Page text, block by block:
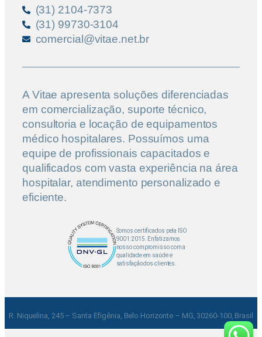
(31) 2104-7373
(31) 99730-3104
comercial@vitae.net.br
A Vitae apresenta soluções diferenciadas
em comercialização, suporte técnico,
consultoria e locação de equipamentos
médico hospitalares. Possuímos uma
equipe de profissionais capacitados e
qualificados com vasta experiência na área
hospitalar, atendimento personalizado e
eficiente.
Somos certificados pela ISO
9001:2015. Enfatizamos
nosso compromisso com a
qualidade em saúde e
satisfação dos clientes.
R. Niquelina, 245 – Santa Efigênia, Belo Horizonte – MG, 30260-100, Brasil